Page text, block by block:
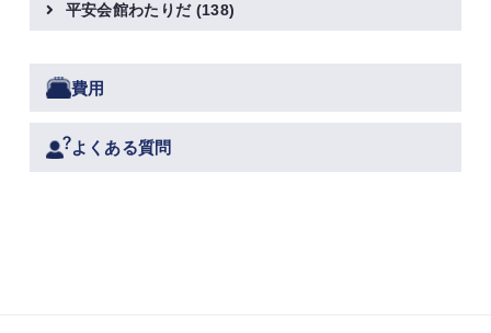
平安会館わたりだ (138)
費用
よくある質問